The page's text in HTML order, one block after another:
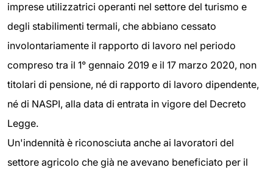
imprese utilizzatrici operanti nel settore del turismo e
degli stabilimenti termali, che abbiano cessato
involontariamente il rapporto di lavoro nel periodo
compreso tra il 1° gennaio 2019 e il 17 marzo 2020, non
titolari di pensione, né di rapporto di lavoro dipendente,
né di NASPI, alla data di entrata in vigore del Decreto
Legge.
Un'indennità è riconosciuta anche ai lavoratori del
settore agricolo che già ne avevano beneficiato per il